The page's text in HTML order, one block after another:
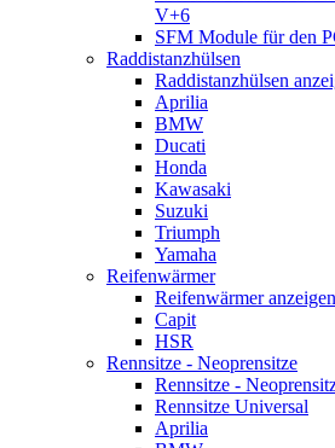
V+6
SFM Module für den
Raddistanzhülsen
Raddistanzhülsen
Aprilia
BMW
Ducati
Honda
Kawasaki
Suzuki
Triumph
Yamaha
Reifenwärmer
Reifenwärmer anzeigen
Capit
HSR
Rennsitze - Neoprensitze
Rennsitze -
Rennsitze Universal
Aprilia